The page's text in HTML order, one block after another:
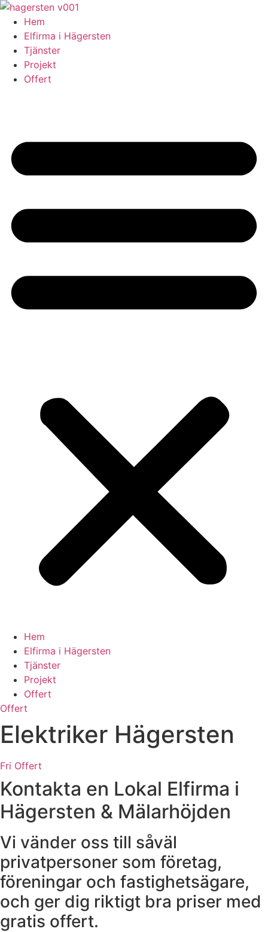
Skip
content
Hem
Elfirma i Hägersten
Tjänster
Projekt
Offert
Hem
Elfirma i Hägersten
Tjänster
Projekt
Offert
Offert
Elektriker Hägersten
Fri Offert
Kontakta en Lokal Elfirma i
Hägersten & Mälarhöjden
Vi vänder oss till såväl
privatpersoner som företag,
föreningar och fastighetsägare,
och ger dig riktigt bra priser med
gratis offert.